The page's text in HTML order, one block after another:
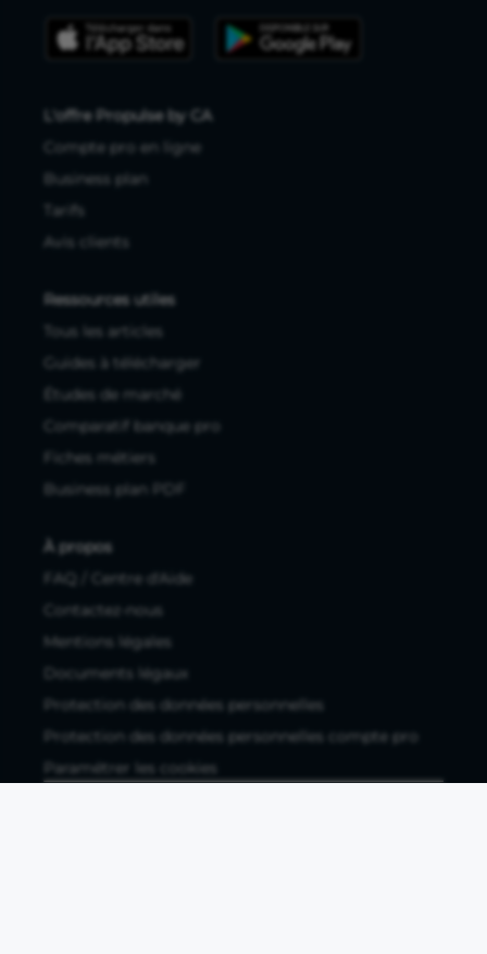
L'offre Propulse by CA
Compte pro en ligne
Business plan
Tarifs
Avis clients
Ressources utiles
Tous les articles
Guides à télécharger
Études de marché
Comparatif banque pro
Fiches métiers
Business plan PDF
À propos
FAQ / Centre d'Aide
Contactez-nous
Mentions légales
Documents légaux
Protection des données personnelles
Protection des données personnelles compte pro
Paramétrer les cookies